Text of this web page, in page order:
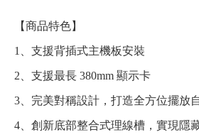
【商品特色】
1、支援背插式主機板安裝
2、支援最長 380mm 顯示卡
3、完美對稱設計，打造全方位擺放
4、創新底部整合式理線槽，實現隱